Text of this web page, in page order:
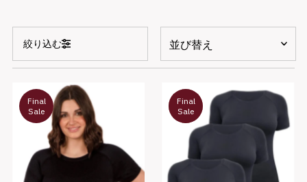
絞り込む
替
オススメ
関連性が最も高い
価格の安い順
価格の高い順
Final
Sale
3
セット
Final
Sale